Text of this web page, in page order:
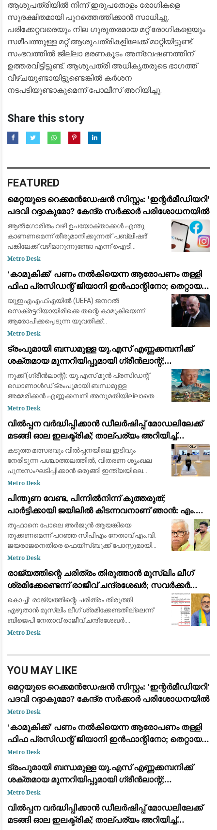
​ആശുപത്രിയിൽ നിന്ന് ഇരുപതോളം രോഗികളെ
സുരക്ഷിതമായി പുറത്തെത്തിക്കാൻ സാധിച്ചു.
പരിക്കേറ്റവരെയും നില ഗുരുതരമായ മറ്റ് രോഗികളെയും
സമീപത്തുള്ള മറ്റ് ആശുപത്രികളിലേക്ക് മാറ്റിയിട്ടുണ്ട്.
സംഭവത്തിൽ ജില്ലാ ഭരണകൂടം അന്വേഷണത്തിന്
ഉത്തരവിട്ടിട്ടുണ്ട്. ആശുപത്രി അധികൃതരുടെ ഭാഗത്ത്
വീഴ്ചയുണ്ടായിട്ടുണ്ടെങ്കിൽ കർശന
നടപടിയുണ്ടാകുമെന്ന് പോലീസ് അറിയിച്ചു.
Share this story
FEATURED
മെറ്റയുടെ റെക്കമൻഡേഷൻ സിസ്റ്റം: 'ഇന്റർമീഡിയറി'
പദവി റദ്ദാകുമോ? കേന്ദ്ര സർക്കാർ പരിശോധനയിൽ
ആൽഗോരിതം വഴി ഉപയോക്താക്കൾ എന്തു
കാണണമെന്ന് തീരുമാനിക്കുന്നത് 'പബ്ലിഷർ'
പങ്കിലേക്ക് വഴിമാറുന്നുണ്ടോ എന്ന് ഐടി
മന്ത്രാലയം വിലയിരുത്തുന്നു
Metro Desk
​‘കാമുകിക്ക്’ പണം നൽകിയെന്ന ആരോപണം തള്ളി
ഫിഫ പ്രസിഡന്റ് ജിയാനി ഇൻഫാന്റിനോ; തെറ്റായ
പ്രചാരണമെന്ന് പ്രതികരണം
യുഇഎഎഫ്‌എയിൽ (UEFA) ജനറൽ
സെക്രട്ടറിയായിരിക്കെ തന്റെ കാമുകിയെന്ന്
ആരോപിക്കപ്പെടുന്ന യുവതിക്ക്
ഓർഗനൈസേഷന്റെ പണം നൽകി
തള്ളി ഫിഫ പ്രസിഡന്റ് ജിയാനി ഇൻഫാന്റിനോ.
ബ്രിട്ട
Metro Desk
ട്രംപുമായി ബന്ധമുള്ള യു.എസ് എണ്ണക്കമ്പനിക്ക്
ശക്തമായ മുന്നറിയിപ്പുമായി ഗ്രീൻലാന്റ്;
അനുമതിയില്ലാതെ ഡ്രില്ലിംഗ് ഉപകരണങ്ങൾ
എത്തിച്ചതിൽ അമർഷം
നുക്ക് (ഗ്രീൻലാന്റ്): യു.എസ് മുൻ പ്രസിഡന്റ്
ഡൊണാൾഡ് ട്രംപുമായി ബന്ധമുള്ള
അമേരിക്കൻ എണ്ണക്കമ്പനി അനുമതിയില്ലാതെ
ഖനന സാമഗ്രികൾ കരയിലെത്തിച്ച സംഭവത്തിൽ
കിഴക
Metro Desk
വിൽപ്പന വർദ്ധിപ്പിക്കാൻ ഡീലർഷിപ്പ് മോഡലിലേക്ക്
മടങ്ങി ഓല ഇലക്ട്രിക്; താല്പര്യം അറിയിച്ച്
ആയിരത്തോളം പേർ
കടുത്ത മത്സരവും വിൽപ്പനയിലെ ഇടിവും
നേരിടുന്ന പശ്ചാത്തലത്തിൽ, വിതരണ ശൃംഖല
പുനഃസംഘടിപ്പിക്കാൻ ഒരുങ്ങി ഇന്ത്യയിലെ
മുൻനിര ഇലക്ട്രിക് ഇരുചക്ര വാഹന
ഇതുവരെ കമ്പ
Metro Desk
പിന്തുണ വേണ്ട, പിന്നിൽനിന്ന് കുത്തരുത്;
പാർട്ടിക്കായി ജയിലിൽ കിടന്നവനാണ് ഞാൻ: എം.വി.
ജയരാജന് മറുപടിയുമായി അർജുൻ ആയങ്കി
തൂഫാനെ പോലെ അര്‍ജുന്‍ ആയങ്കിയെ
തൂക്കണമെന്ന് പറഞ്ഞ സിപിഎം നേതാവ് എം.വി.
ജയരാജനെതിരെ ഫെയ്സ്ബുക്ക് പോസ്റ്റുമായി
അര്‍ജുന്‍ ആയങ്കി. തനിക്ക് അയിത്തം
താനീ പ്രസ്
Metro Desk
രാജ്യത്തിന്റെ ചരിത്രം തിരുത്താൻ മുസ്ലിം ലീഗ്
ശ്രമിക്കേണ്ടെന്ന് രാജീവ് ചന്ദ്രശേഖർ; സവർക്കർ
ചോദ്യ വിവാദത്തിൽ ശക്തമായ പ്രതികരണം
കൊച്ചി: രാജ്യത്തിന്റെ ചരിത്രം തിരുത്തി
എഴുതാൻ മുസ്ലിം ലീഗ് ശ്രമിക്കേണ്ടതില്ലെന്ന്
ബിജെപി നേതാവ് രാജീവ് ചന്ദ്രശേഖർ.
സ്വാതന്ത്ര്യസമര ക്വിസ് മത്സരത്തിൽ വി.ഡി.
Metro Desk
YOU MAY LIKE
മെറ്റയുടെ റെക്കമൻഡേഷൻ സിസ്റ്റം: 'ഇന്റർമീഡിയറി'
പദവി റദ്ദാകുമോ? കേന്ദ്ര സർക്കാർ പരിശോധനയിൽ
Metro Desk
​‘കാമുകിക്ക്’ പണം നൽകിയെന്ന ആരോപണം തള്ളി
ഫിഫ പ്രസിഡന്റ് ജിയാനി ഇൻഫാന്റിനോ; തെറ്റായ
പ്രചാരണമെന്ന് പ്രതികരണം
Metro Desk
ട്രംപുമായി ബന്ധമുള്ള യു.എസ് എണ്ണക്കമ്പനിക്ക്
ശക്തമായ മുന്നറിയിപ്പുമായി ഗ്രീൻലാന്റ്;
അനുമതിയില്ലാതെ ഡ്രില്ലിംഗ് ഉപകരണങ്ങൾ
എത്തിച്ചതിൽ അമർഷം
Metro Desk
വിൽപ്പന വർദ്ധിപ്പിക്കാൻ ഡീലർഷിപ്പ് മോഡലിലേക്ക്
മടങ്ങി ഓല ഇലക്ട്രിക്; താല്പര്യം അറിയിച്ച്